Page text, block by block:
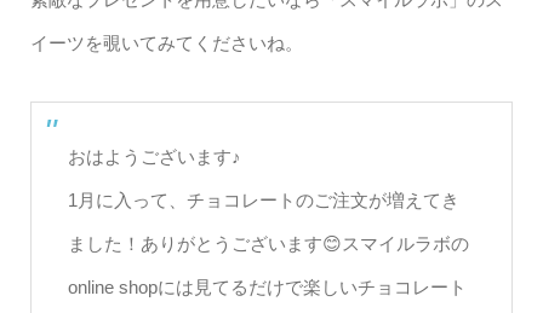
イーツを覗いてみてくださいね。
おはようございます♪
1月に入って、チョコレートのご注文が増えてき
ました！ありがとうございます😊スマイルラボの
online shopには見てるだけで楽しいチョコレート